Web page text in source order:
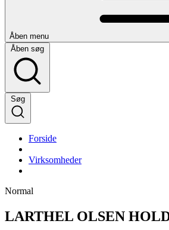
Åben menu
Åben søg
Søg
Forside
Virksomheder
Normal
LARTHEL OLSEN